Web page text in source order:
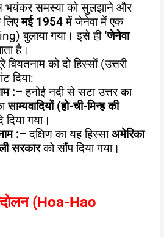
भयंकर समस्या को सुलझाने और
लिएमई 1954में जेनेवा में एक
बुलाया गया। इसे ही ‘जेनेवा
है।
को दो हिस्सों (उत्तरी
दिया:
:– हनोई नदी से सटा उत्तर का
साम्यवादियों (हो-ची-मिन्ह की
दिया गया।
:– दक्षिण का यह हिस्साअमेरिका
सरकारको सौंप दिया गया।
(Hoa-Hao